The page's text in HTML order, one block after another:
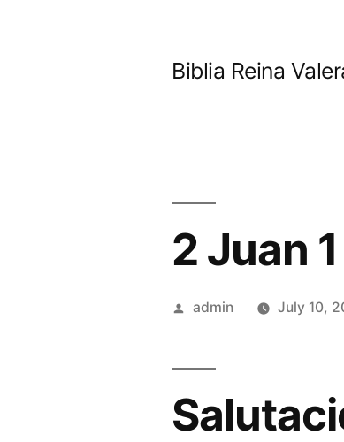
Biblia Reina
2 Juan 1
Posted
admin July 10,